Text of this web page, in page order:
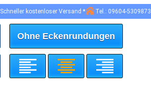
Schneller kostenloser Versand * Tel.: 09604-5309873
Ohne Eckenrundungen